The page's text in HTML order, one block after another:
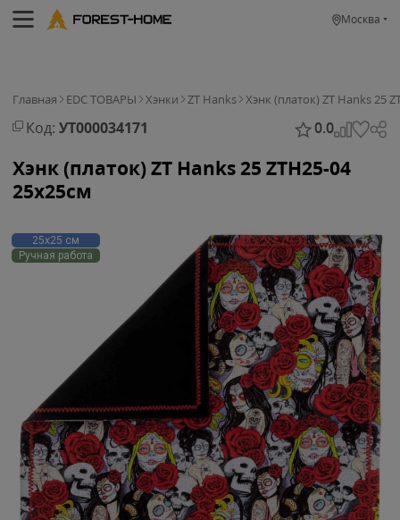
Москва
Главная EDC ТОВАРЫ Хэнки ZT Hanks Хэнк (платок) ZT Hanks 25
Код: УТ000034171 0.0
Хэнк (платок) ZT Hanks 25 ZTH25-04
25х25см
25х25 см
Ручная работа